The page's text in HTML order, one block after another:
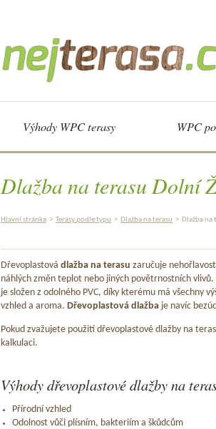
Výhody WPC terasy WPC
Dlažba na terasu Dolní
Hlavní stránka > Terasy podle typu > Dlažba na terasu > Dlažba na
Dřevoplastová dlažba na terasu zaručuje
náhlých změn teplot nebo jiných povětrnostních vlivů.
je složen z odolného PVC, díky kterému má všechny
vzhled a aroma. Dřevoplastová dlažba je navíc
Pokud zvažujete použití dřevoplastové dlažby na
kalkulaci.
Výhody dřevoplastové dlažby na
Přírodní vzhled
Odolnost vůči plísním, bakteriím a škůdcům